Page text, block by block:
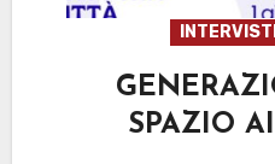
SPAZIO